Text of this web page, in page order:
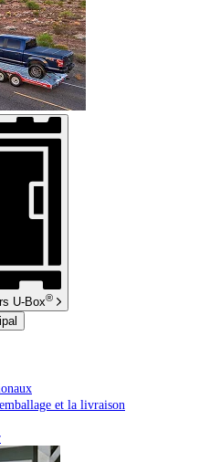
U-Box®
et la livraison